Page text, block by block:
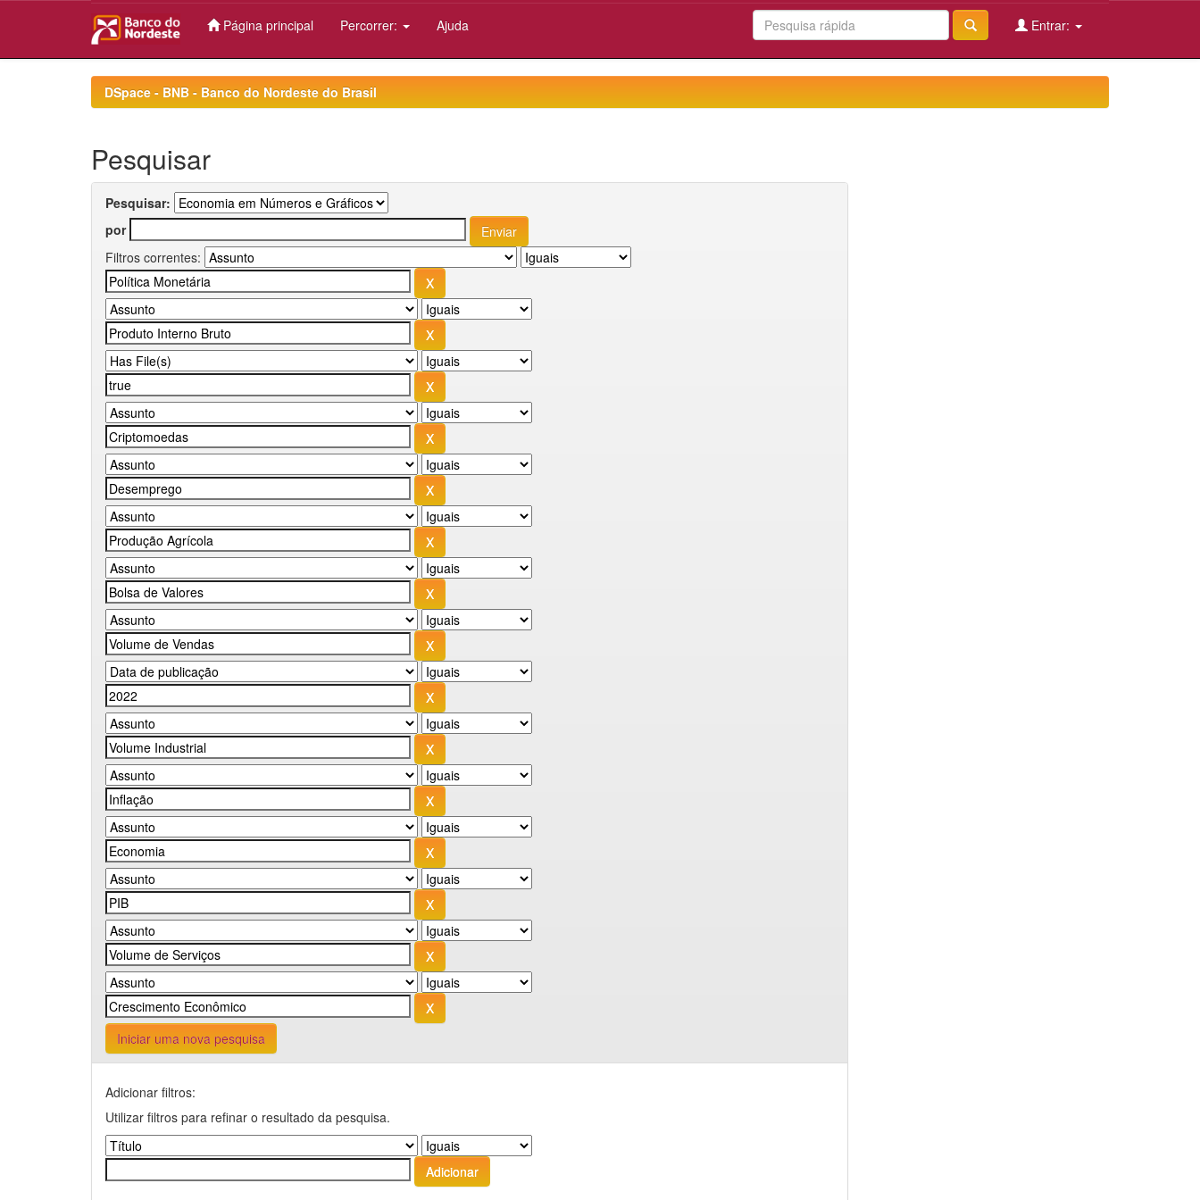
Página principal Percorrer: Ajuda Entrar:
DSpace - BNB - Banco do Nordeste do Brasil
Pesquisar
Pesquisar:
por
Filtros correntes:
Iniciar uma nova pesquisa
Adicionar filtros:
Utilizar filtros para refinar o resultado da pesquisa.